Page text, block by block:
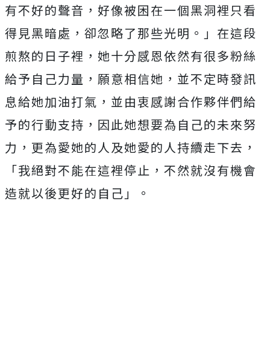
有不好的聲音，好像被困在一個黑洞裡只看
得見黑暗處，卻忽略了那些光明。」在這段
煎熬的日子裡，她十分感恩依然有很多粉絲
給予自己力量，願意相信她，並不定時發訊
息給她加油打氣，並由衷感謝合作夥伴們給
予的行動支持，因此她想要為自己的未來努
力，更為愛她的人及她愛的人持續走下去，
「我絕對不能在這裡停止，不然就沒有機會
造就以後更好的自己」。